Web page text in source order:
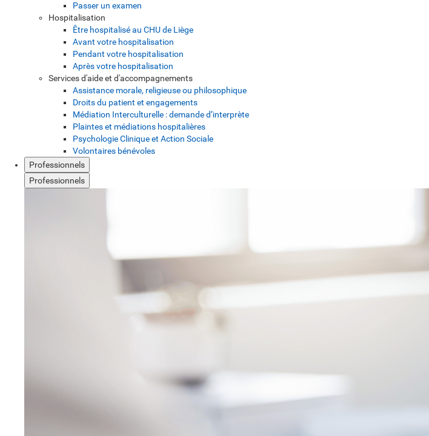
Passer un examen
Hospitalisation
Être hospitalisé au CHU de Liège
Avant votre hospitalisation
Pendant votre hospitalisation
Après votre hospitalisation
Services d'aide et d'accompagnements
Assistance morale, religieuse ou philosophique
Droits du patient et engagements
Médiation Interculturelle : demande d’interprète
Plaintes et médiations hospitalières
Psychologie Clinique et Action Sociale
Volontaires bénévoles
Professionnels
Professionnels